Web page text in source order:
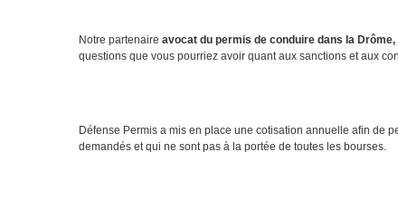
Notre partenaire avocat du permis de conduire dans la
questions que vous pourriez avoir quant aux sanctions et aux
Défense Permis a mis en place une cotisation annuelle afin de
demandés et qui ne sont pas à la portée de toutes les bourses.